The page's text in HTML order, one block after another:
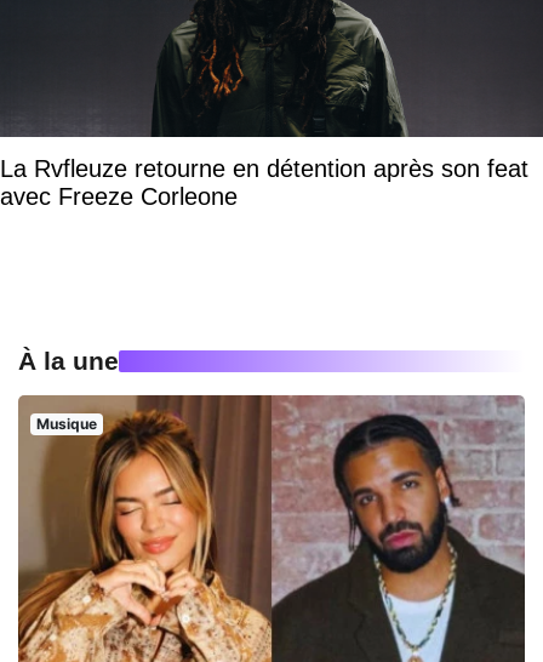
La Rvfleuze retourne en détention après son feat
avec Freeze Corleone
À la une
Musique